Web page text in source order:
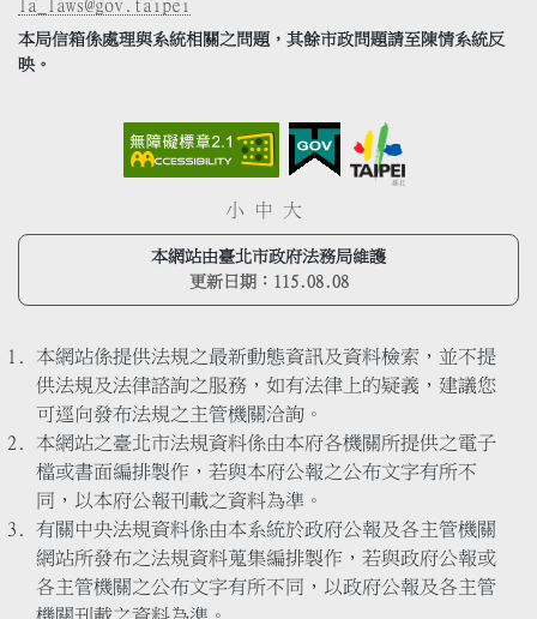
la_laws@gov.taipei
本局信箱係處理與系統相關之問題，其餘市政問題請至陳情系統反
映。
小 中 大
本網站由臺北市政府法務局維護
更新日期： 115.08.08
本網站係提供法規之最新動態資訊及資料檢索，並不提
供法規及法律諮詢之服務，如有法律上的疑義，建議您
可逕向發布法規之主管機關洽詢。
本網站之臺北市法規資料係由本府各機關所提供之電子
檔或書面編排製作，若與本府公報之公布文字有所不
同，以本府公報刊載之資料為準。
有關中央法規資料係由本系統於政府公報及各主管機關
網站所發布之法規資料蒐集編排製作，若與政府公報或
各主管機關之公布文字有所不同，以政府公報及各主管
機關刊載之資料為準。